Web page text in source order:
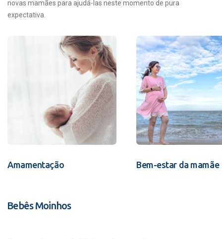
novas mamães para ajudá-las neste momento de pura
expectativa.
Amamentação Bem-estar da mamãe
Bebês Moinhos